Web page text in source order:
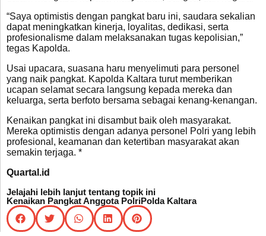
“Saya optimistis dengan pangkat baru ini, saudara sekalian
dapat meningkatkan kinerja, loyalitas, dedikasi, serta
profesionalisme dalam melaksanakan tugas kepolisian,”
tegas Kapolda.
Usai upacara, suasana haru menyelimuti para personel
yang naik pangkat. Kapolda Kaltara turut memberikan
ucapan selamat secara langsung kepada mereka dan
keluarga, serta berfoto bersama sebagai kenang-kenangan.
Kenaikan pangkat ini disambut baik oleh masyarakat.
Mereka optimistis dengan adanya personel Polri yang lebih
profesional, keamanan dan ketertiban masyarakat akan
semakin terjaga. *
Quartal.id
Jelajahi lebih lanjut tentang topik ini
Kenaikan Pangkat Anggota PolriPolda Kaltara